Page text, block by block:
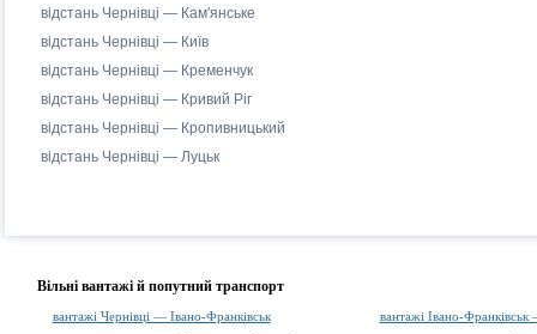
відстань Чернівці — Кам'янське
відстань Чернівці — Київ
відстань Чернівці — Кременчук
відстань Чернівці — Кривий Ріг
відстань Чернівці — Кропивницький
відстань Чернівці — Луцьк
Вільні вантажі й попутний транспорт
вантажі Чернівці — Івано-Франківськ
вантажі Івано-Франківськ